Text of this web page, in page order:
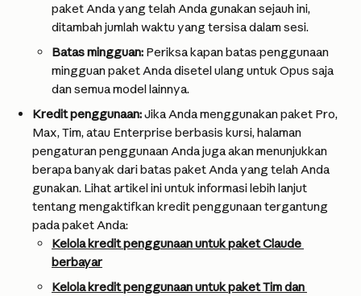
paket Anda yang telah Anda gunakan sejauh ini,
ditambah jumlah waktu yang tersisa dalam sesi.
Batas mingguan: Periksa kapan batas penggunaan
mingguan paket Anda disetel ulang untuk Opus saja
dan semua model lainnya.
Kredit penggunaan: Jika Anda menggunakan paket Pro,
Max, Tim, atau Enterprise berbasis kursi, halaman
pengaturan penggunaan Anda juga akan menunjukkan
berapa banyak dari batas paket Anda yang telah Anda
gunakan. Lihat artikel ini untuk informasi lebih lanjut
tentang mengaktifkan kredit penggunaan tergantung
pada paket Anda:
Kelola kredit penggunaan untuk paket Claude
berbayar
Kelola kredit penggunaan untuk paket Tim dan